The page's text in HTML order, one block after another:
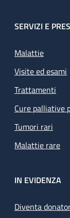
SERVIZI E
Malattie
Visite ed esami
Trattamenti
Cure palliative
Tumori rari
Malattie rare
IN EVIDENZA
Diventa